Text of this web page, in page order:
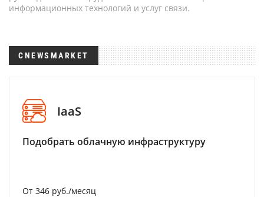
информационных технологий и услуг связи.
CNEWSMARKET
IaaS
Подобрать облачную инфраструктуру
От 346 руб./месяц